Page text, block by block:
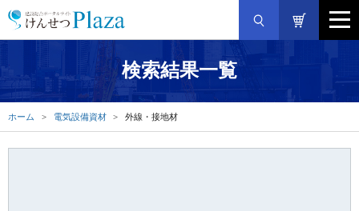
検索結果一覧
ホーム 電気設備資材 外線・接地材